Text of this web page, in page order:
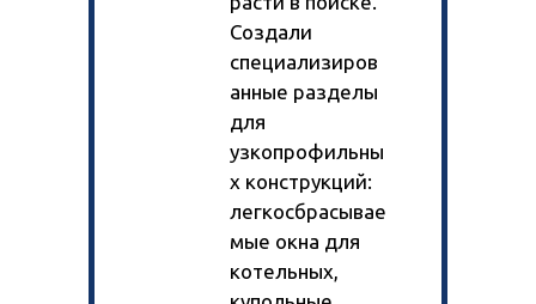
Создали
специализиров
анные разделы
для
узкопрофильны
х конструкций:
легкосбрасывае
мые окна для
котельных,